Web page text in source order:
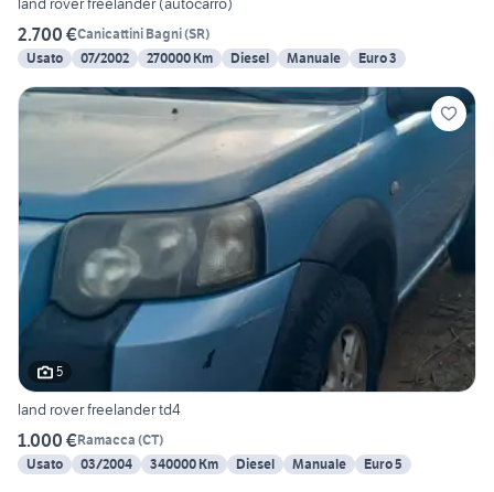
2.700 €Canicattini Bagni(SR)
Usato
07/2002 270000 Km Diesel Manuale Euro 3
5
land rover freelander td4
1.000 €Ramacca (CT)
Usato
03/2004 340000 Km Diesel Manuale Euro 5